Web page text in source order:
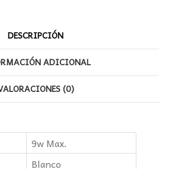
DESCRIPCIÓN
ADICIONAL
(0)
9w Max.
Blanco